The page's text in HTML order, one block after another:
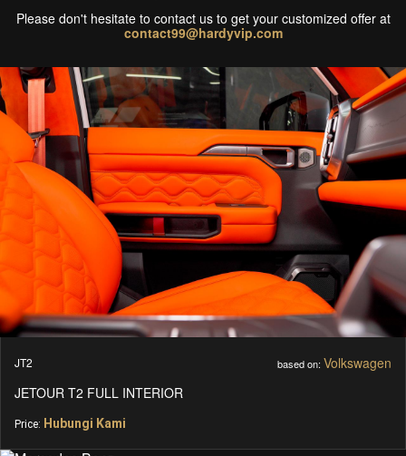
Please don't hesitate to contact us to get your customized offer at
contact99@hardyvip.com
JT2 based on: Volkswagen
JETOUR T2 FULL INTERIOR
Price: Hubungi Kami